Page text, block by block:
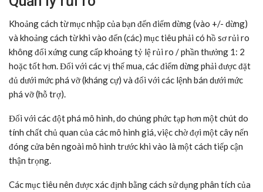
Khoảng cách từ mục nhập của bạn đến điểm dừng (vào +/- dừng)
và khoảng cách từ khi vào đến (các) mục tiêu phải có hồ sơ rủi ro
không đối xứng cung cấp khoảng tỷ lệ rủi ro / phần thưởng 1: 2
hoặc tốt hơn. Đối với các vị thế mua, các điểm dừng phải được đặt
đủ dưới mức phá vỡ (kháng cự) và đối với các lệnh bán dưới mức
phá vỡ (hỗ trợ).
Đối với các đột phá mô hình, do chúng phức tạp hơn một chút do
tính chất chủ quan của các mô hình giá, việc chờ đợi một cây nến
đóng cửa bên ngoài mô hình trước khi vào là một cách tiếp cận
thận trọng.
Các mục tiêu nên được xác định bằng cách sử dụng phân tích của